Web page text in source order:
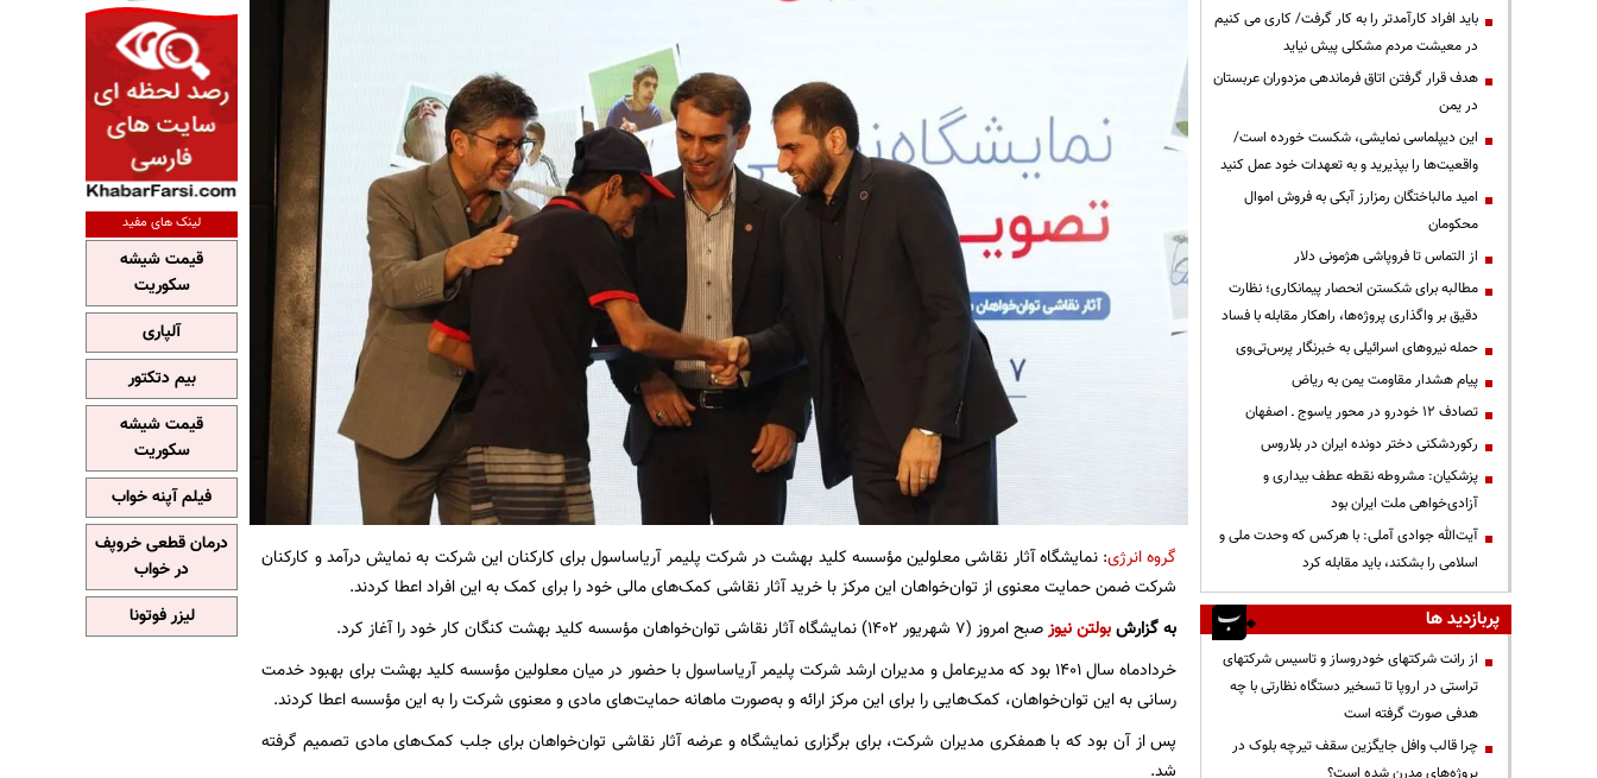
گروه انرژی: نمایشگاه آثار نقاشی معلولین مؤسسه کلید بهشت در شرکت پلیمر آریاساسول برای کارکنان این شرکت به نمایش درآمد و کارکنان
شرکت ضمن حمایت معنوی از توان‌خواهان این مرکز با خرید آثار نقاشی کمک‌های مالی خود را برای کمک به این افراد اعطا کردند.
به گزارشبولتن نیوزصبح امروز (7 شهریور 1402) نمایشگاه آثار نقاشی توان‌خواهان مؤسسه کلید بهشت کنگان کار خود را آغاز کرد.
خردادماه سال 1401 بود که مدیرعامل و مدیران ارشد شرکت پلیمر آریاساسول با حضور در میان معلولین مؤسسه کلید بهشت برای بهبود خدمت
رسانی به این توان‌خواهان، کمک‌هایی را برای این مرکز ارائه و به‌صورت ماهانه حمایت‌های مادی و معنوی شرکت را به این مؤسسه اعطا کردند.
پس از آن بود که با همفکری مدیران شرکت، برای برگزاری نمایشگاه و عرضه آثار نقاشی توان‌خواهان برای جلب کمک‌های مادی تصمیم گرفته
شد.
باید افراد کارآمدتر را به کار گرفت/ کاری می کنیم
در معیشت مردم مشکلی پیش نیاید
هدف قرار گرفتن اتاق‌ فرماندهی مزدوران عربستان
در یمن
این دیپلماسی نمایشی، شکست خورده است/
واقعیت‌ها را بپذیرید و به تعهدات خود عمل کنید
امید مالباختگان رمزارز آبکی به فروش اموال
محکومان
از التماس تا فروپاشی هژمونی دلار
مطالبه برای شکستن انحصار پیمانکاری؛ نظارت
دقیق بر واگذاری پروژه‌ها، راهکار مقابله با فساد
حمله نیروهای اسرائیلی به خبرنگار پرس‌تی‌وی
پیام هشدار مقاومت یمن به ریاض
تصادف ۱۲ خودرو در محور یاسوج ـ اصفهان
رکوردشکنی دختر دونده ایران در بلاروس
پزشکیان: مشروطه نقطه عطف بیداری و
آزادی‌خواهی ملت ایران بود
آیت‌الله جوادی آملی: با هرکس که وحدت ملی و
اسلامی را بشکند، باید مقابله کرد
پربازدید ها
از رانت‌ شرکتهای خودروساز و تاسیس شرکتهای
تراستی در اروپا تا تسخیر دستگاه نظارتی با چه
هدفی صورت گرفته است
چرا قالب وافل جایگزین سقف تیرچه بلوک در
پروژه‌های مدرن شده است؟
لینک های مفید
قیمت شیشه
سکوریت
آلپاری
بیم دتکتور
قیمت شیشه
سکوریت
فیلم آپنه خواب
درمان قطعی خروپف
در خواب
لیزر فوتونا